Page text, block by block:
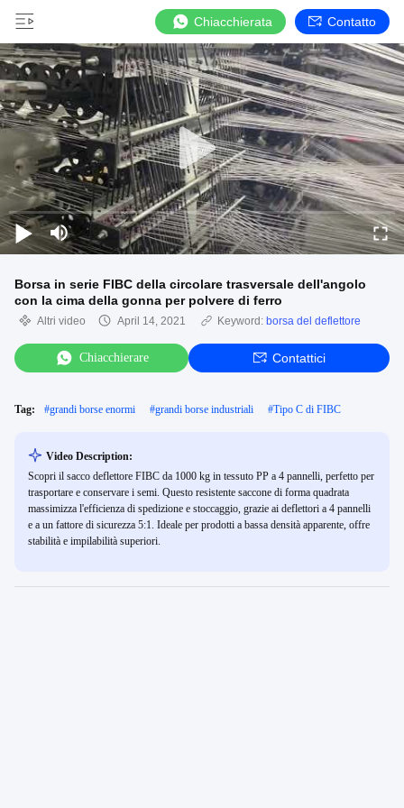
Chiacchierata Contatto
Borsa in serie FIBC della circolare trasversale dell'angolo
con la cima della gonna per polvere di ferro
Altri video April 14, 2021 Keyword: borsa del deflettore
Chiacchierare Contattici
Tag: #grandi borse enormi #grandi borse industriali #Tipo C di FIBC
Video Description:
Scopri il sacco deflettore FIBC da 1000 kg in tessuto PP a 4 pannelli, perfetto per
trasportare e conservare i semi. Questo resistente saccone di forma quadrata
massimizza l'efficienza di spedizione e stoccaggio, grazie ai deflettori a 4 pannelli
e a un fattore di sicurezza 5:1. Ideale per prodotti a bassa densità apparente, offre
stabilità e impilabilità superiori.